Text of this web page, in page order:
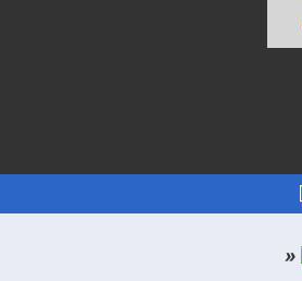
»